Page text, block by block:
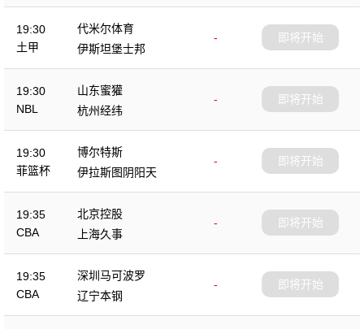
19:30
土甲
代米尔体育
-
伊斯坦堡士邦
即将开始
19:30
NBL
山东蜜獾
-
杭州经纬
即将开始
19:30
菲篮杯
博尔特斯
-
伊拉斯图阴阳天
即将开始
19:35
CBA
北京控股
-
上海久事
即将开始
19:35
CBA
深圳马可波罗
-
辽宁本钢
即将开始